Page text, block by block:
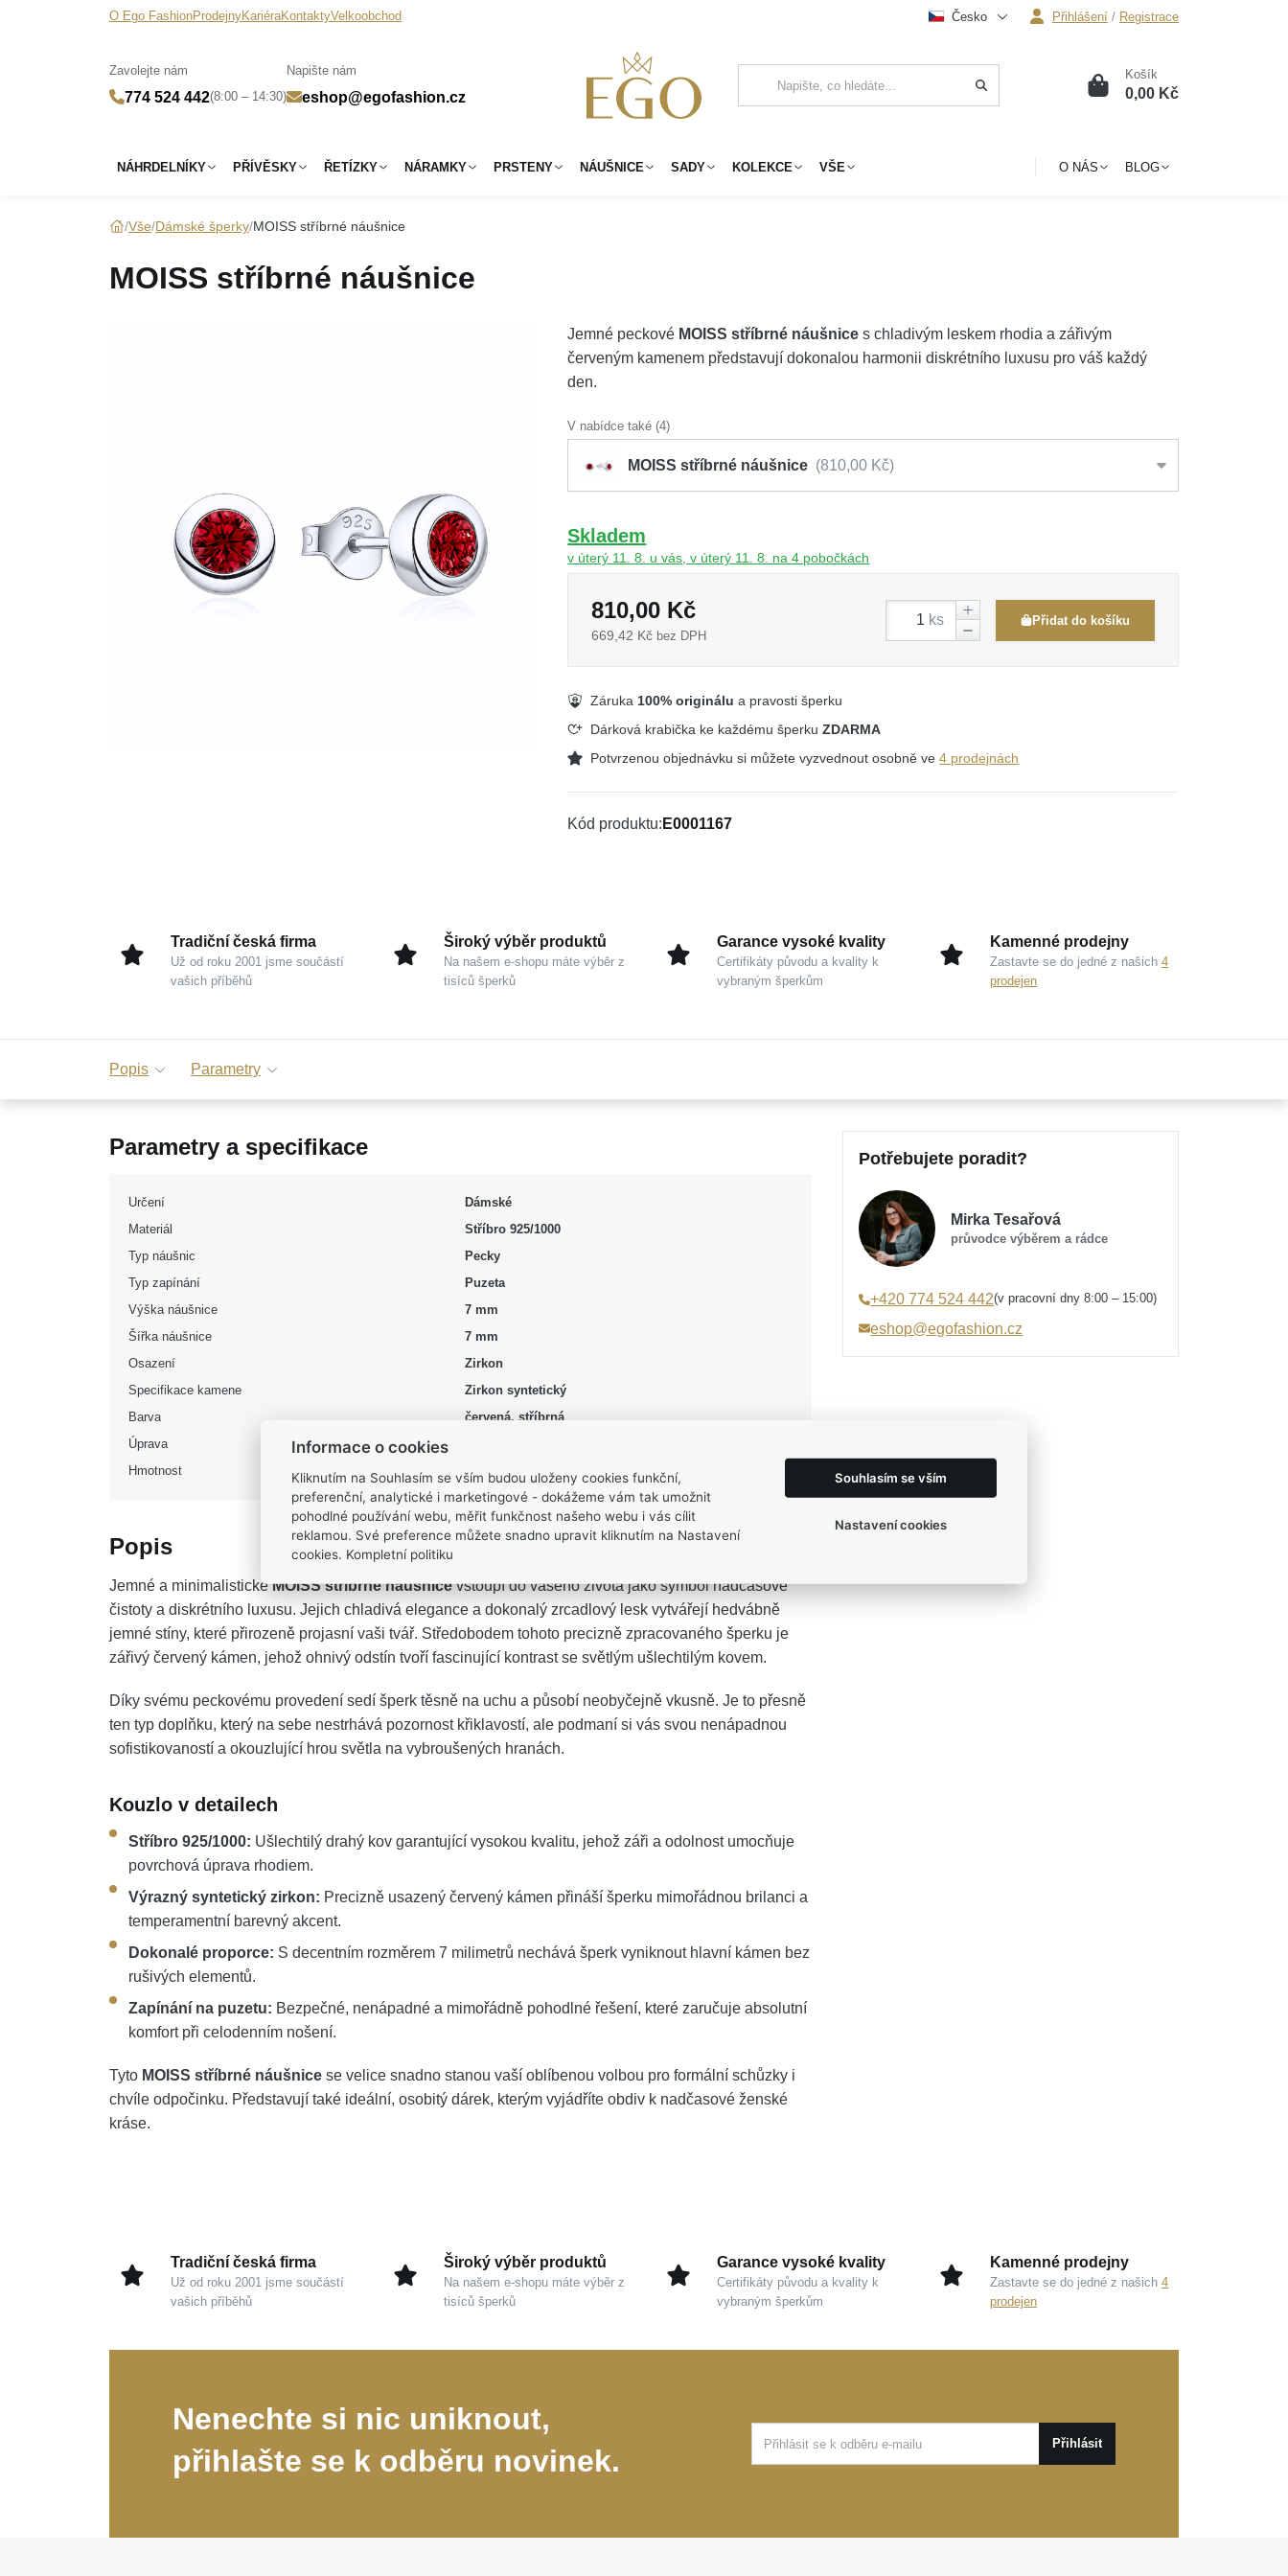
O Ego FashionProdejnyKariéraKontaktyVelkoobchod
Zavolejte nám
774 524 442(8:00 – 14:30)
Napište nám
eshop@egofashion.cz
Česko Přihlášení / Registrace
0 Košík
0,00 Kč
NÁHRDELNÍKY PŘÍVĚSKY ŘETÍZKY NÁRAMKY PRSTENY NÁUŠNICE SADY KOLEKCE VŠE O NÁS BLOG
Vše Dámské šperky MOISS stříbrné náušnice
MOISS stříbrné náušnice
Jemné peckové MOISS stříbrné náušnice s chladivým leskem rhodia a zářivým
červeným kamenem představují dokonalou harmonii diskrétního luxusu pro váš každý
den.
V nabídce také (4)
MOISS stříbrné náušnice 810,00 Kč
Skladem
v úterý 11. 8. u vás, v úterý 11. 8. na 4 pobočkách
810,00 Kč
669,42 Kč bez DPH
ks Přidat do košíku
Záruka 100% originálu a pravosti šperku
Dárková krabička ke každému šperkuZDARMA
Potvrzenou objednávku si můžete vyzvednout osobně ve4 prodejnách
Kód produktu E0001167
Tradiční česká firma
Už od roku 2001 jsme součástí
vašich příběhů
Široký výběr produktů
Na našem e-shopu máte výběr z
tisíců šperků
Garance vysoké kvality
Certifikáty původu a kvality k
vybraným šperkům
Kamenné prodejny
Zastavte se do jedné z našich 4
prodejen
Popis Parametry
Parametry a specifikace
Určení
Dámské
Materiál
Stříbro 925/1000
Typ náušnic
Pecky
Typ zapínání
Puzeta
Výška náušnice
7 mm
Šířka náušnice
7 mm
Osazení
Zirkon
Specifikace kamene
Zirkon syntetický
Barva
červená, stříbrná
Úprava
Hmotnost
1,9 g
Popis
Jemné a minimalistickéMOISS stříbrné náušnicevstoupí do vašeho života jako symbol nadčasové
čistoty a diskrétního luxusu. Jejich chladivá elegance a dokonalý zrcadlový lesk vytvářejí hedvábně
jemné stíny, které přirozeně projasní vaši tvář. Středobodem tohoto precizně zpracovaného šperku je
zářivý červený kámen, jehož ohnivý odstín tvoří fascinující kontrast se světlým ušlechtilým kovem.
Díky svému peckovému provedení sedí šperk těsně na uchu a působí neobyčejně vkusně. Je to přesně
ten typ doplňku, který na sebe nestrhává pozornost křiklavostí, ale podmaní si vás svou nenápadnou
sofistikovaností a okouzlující hrou světla na vybroušených hranách.
Kouzlo v detailech
Stříbro 925/1000: Ušlechtilý drahý kov garantující vysokou kvalitu, jehož záři a odolnost umocňuje
povrchová úprava rhodiem.
Výrazný syntetický zirkon: Precizně usazený červený kámen přináší šperku mimořádnou brilanci a
temperamentní barevný akcent.
Dokonalé proporce: S decentním rozměrem 7 milimetrů nechává šperk vyniknout hlavní kámen bez
rušivých elementů.
Zapínání na puzetu: Bezpečné, nenápadné a mimořádně pohodlné řešení, které zaručuje absolutní
komfort při celodenním nošení.
Tyto MOISS stříbrné náušnice se velice snadno stanou vaší oblíbenou volbou pro formální schůzky i
chvíle odpočinku. Představují také ideální, osobitý dárek, kterým vyjádříte obdiv k nadčasové ženské
kráse.
Potřebujete poradit?
Mirka Tesařová
průvodce výběrem a rádce
+420 774 524 442(v pracovní dny 8:00 – 15:00)
eshop@egofashion.cz
Tradiční česká firma
Už od roku 2001 jsme součástí
vašich příběhů
Široký výběr produktů
Na našem e-shopu máte výběr z
tisíců šperků
Garance vysoké kvality
Certifikáty původu a kvality k
vybraným šperkům
Kamenné prodejny
Zastavte se do jedné z našich 4
prodejen
Nenechte si nic uniknout,
přihlašte se k odběru novinek.
Přihlásit
Informace o cookies
Kliknutím na Souhlasím se vším budou uloženy cookies funkční,
preferenční, analytické i marketingové - dokážeme vám tak umožnit
pohodlné používání webu, měřit funkčnost našeho webu i vás cílit
reklamou. Své preference můžete snadno upravit kliknutím na Nastavení
cookies. Kompletní politiku
Souhlasím se vším
Nastavení cookies